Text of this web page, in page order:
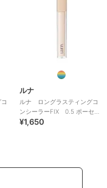
ルナ
ルナ ロングラスティングコ
ンシーラーFIX 0.5 ポーセリ
ン
¥1,650